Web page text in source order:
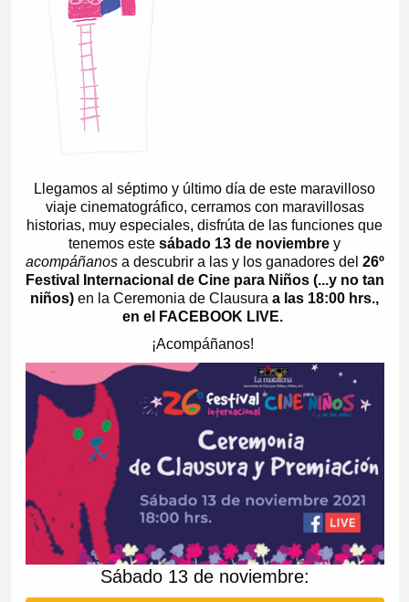
Llegamos al séptimo y último día de este maravilloso
viaje cinematográfico, cerramos con maravillosas
historias, muy especiales, disfrúta de las funciones que
tenemos este sábado 13 de noviembre y
acompáñanosa descubrir a las y los ganadores del 26º
Festival Internacional de Cine para Niños (...y no tan
niños) en la Ceremonia de Clausura a las 18:00 hrs.,
en el FACEBOOK LIVE.
¡Acompáñanos!
Sábado 13 de noviembre: